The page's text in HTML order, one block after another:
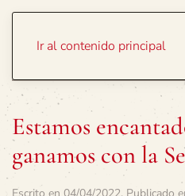
Ir al contenido principal
Estamos
ganamos con la